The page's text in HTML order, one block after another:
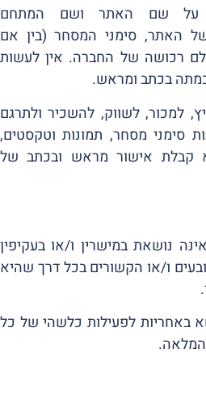
על שם האתר ושם המתחם
האתר, סימני המסחר (בין אם
רכושה של החברה. אין לעשות
בכתב ומראש.
למכור, לשווק, להשכיר ולתרגם
סימני מסחר, תמונות וטקסטים,
קבלת אישור מראש ובכתב של
נושאת במישרין ו/או בעקיפין
ו/או הקשורים בכל דרך שהיא
לפעילות כלשהי של כל
המלאה.